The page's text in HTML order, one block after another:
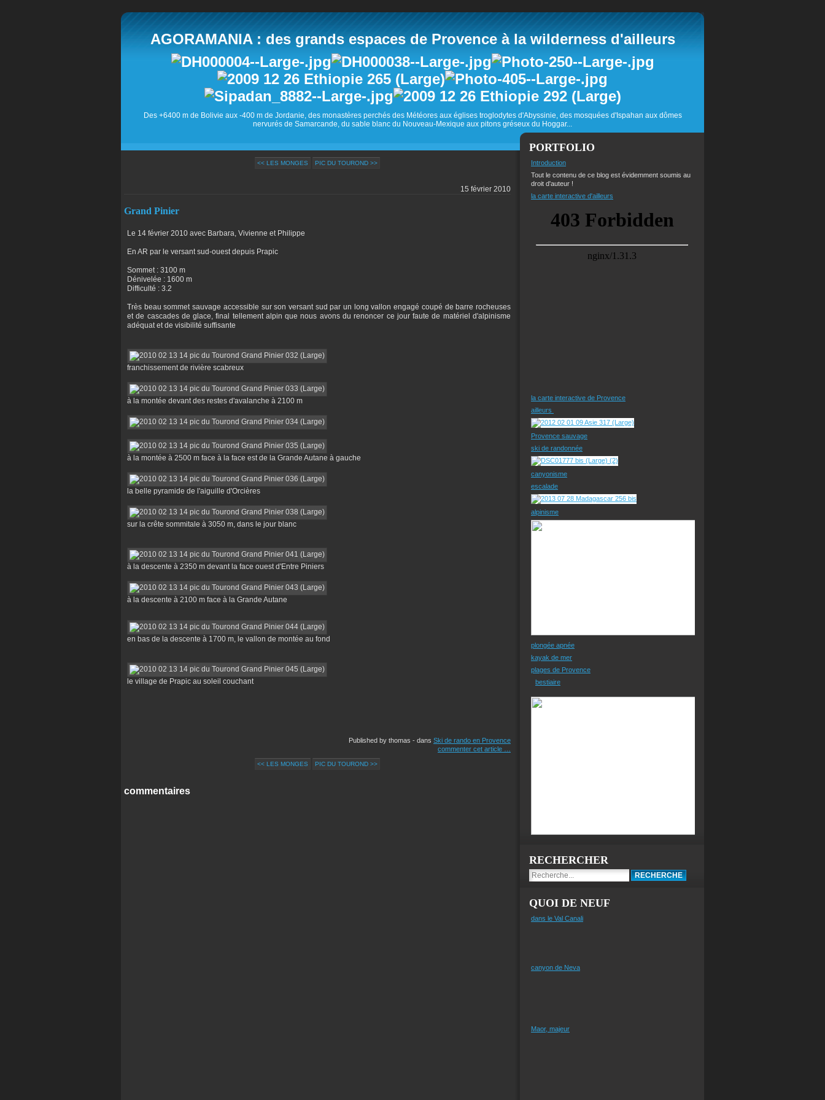
AGORAMANIA : des grands espaces de Provence à la wilderness d'ailleurs
Des +6400 m de Bolivie aux -400 m de Jordanie, des monastères perchés des Météores aux églises troglodytes d'Abyssinie, des mosquées d'Ispahan aux dômes
nervurés de Samarcande, du sable blanc du Nouveau-Mexique aux pitons gréseux du Hoggar...
<< LES MONGES PIC DU TOUROND >>
15 février 2010
Grand Pinier
Le 14 février 2010 avec Barbara, Vivienne et Philippe
En AR par le versant sud-ouest depuis Prapic
Sommet : 3100 m
Dénivelée : 1600 m
Difficulté : 3.2
Très beau sommet sauvage accessible sur son versant sud par un long vallon engagé coupé de barre rocheuses
et de cascades de glace, final tellement alpin que nous avons du renoncer ce jour faute de matériel d'alpinisme
adéquat et de visibilité suffisante
franchissement de rivière scabreux
à la montée devant des restes d'avalanche à 2100 m
à la montée à 2500 m face à la face est de la Grande Autane à gauche
la belle pyramide de l'aiguille d'Orcières
sur la crête sommitale à 3050 m, dans le jour blanc
à la descente à 2350 m devant la face ouest d'Entre Piniers
à la descente à 2100 m face à la Grande Autane
en bas de la descente à 1700 m, le vallon de montée au fond
le village de Prapic au soleil couchant
Published by thomas - dans Ski de rando en Provence
commenter cet article
<< LES MONGES PIC DU TOUROND >>
commentaires
PORTFOLIO
Introduction
Tout le contenu de ce blog est évidemment soumis au
droit d'auteur !
la carte interactive d'ailleurs
la carte interactive de Provence
ailleurs
Provence sauvage
ski de randonnée
canyonisme
escalade
alpinisme
plongée apnée
kayak de mer
plages de Provence
bestiaire
RECHERCHER
QUOI DE NEUF
dans le Val Canali
canyon de Neva
Maor, majeur